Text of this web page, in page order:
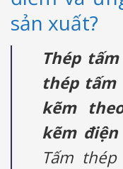
sản xuất?
Thép
thép tấm
kẽm
kẽm
Tấm